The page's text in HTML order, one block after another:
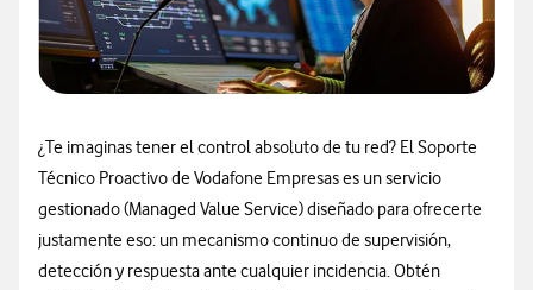
¿Te imaginas tener el control absoluto de tu red? El Soporte
Técnico Proactivo de Vodafone Empresas es un servicio
gestionado (Managed Value Service) diseñado para ofrecerte
justamente eso: un mecanismo continuo de supervisión,
detección y respuesta ante cualquier incidencia. Obtén